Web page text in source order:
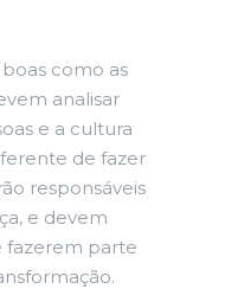
como as
analisar
e a cultura
de fazer
responsáveis
e devem
fazerem parte